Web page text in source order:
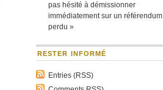
pas hésité à démissionner
immédiatement sur un référendum
perdu »
RESTER INFORMÉ
Entries (RSS)